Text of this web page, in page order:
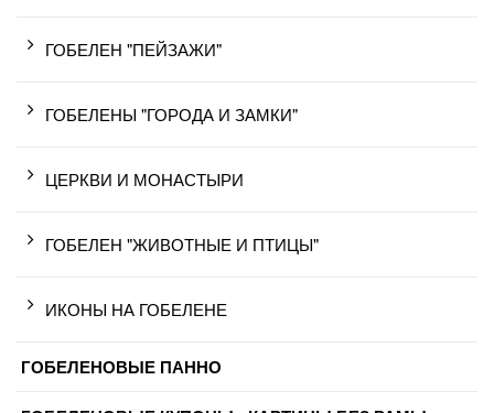
ГОБЕЛЕН "ПЕЙЗАЖИ"
ГОБЕЛЕНЫ "ГОРОДА И ЗАМКИ"
ЦЕРКВИ И МОНАСТЫРИ
ГОБЕЛЕН "ЖИВОТНЫЕ И ПТИЦЫ"
ИКОНЫ НА ГОБЕЛЕНЕ
ГОБЕЛЕНОВЫЕ ПАННО